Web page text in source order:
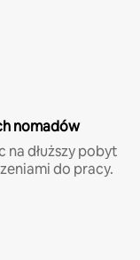
nomadów
na dłuższy pobyt
do pracy.